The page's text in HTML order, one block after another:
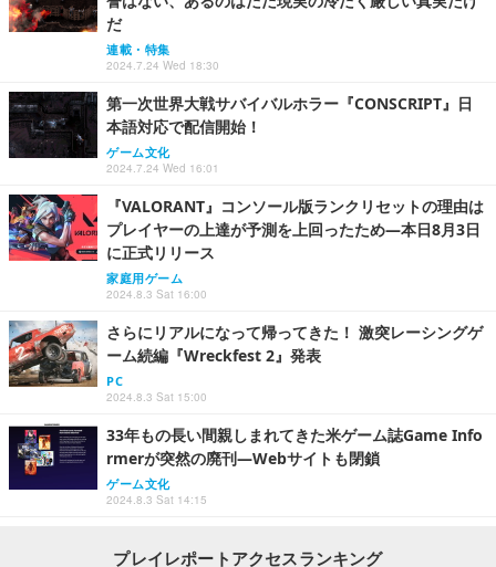
だ
連載・特集
2024.7.24 Wed 18:30
第一次世界大戦サバイバルホラー『CONSCRIPT』日
本語対応で配信開始！
ゲーム文化
2024.7.24 Wed 16:01
『VALORANT』コンソール版ランクリセットの理由は
プレイヤーの上達が予測を上回ったため―本日8月3日
に正式リリース
家庭用ゲーム
2024.8.3 Sat 16:00
さらにリアルになって帰ってきた！ 激突レーシングゲ
ーム続編『Wreckfest 2』発表
PC
2024.8.3 Sat 15:00
33年もの長い間親しまれてきた米ゲーム誌Game Info
rmerが突然の廃刊―Webサイトも閉鎖
ゲーム文化
2024.8.3 Sat 14:15
プレイレポートアクセスランキング